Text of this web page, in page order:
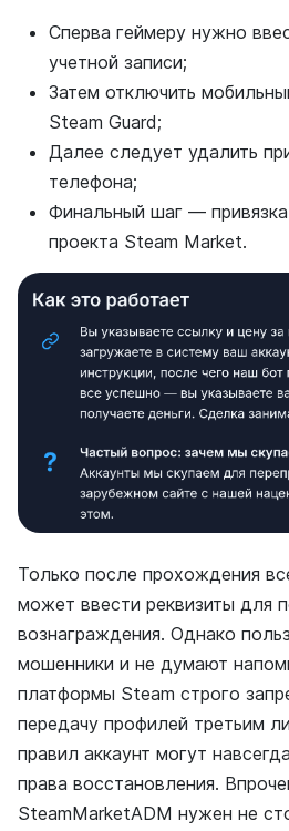
Сперва геймеру нужно
учетной записи;
Затем отключить
Steam Guard;
Далее следует удалить
телефона;
Финальный шаг —
проекта Steam Market.
Только после прохождения
может ввести реквизиты для
вознаграждения. Однако
мошенники и не думают
платформы Steam строго
передачу профилей третьим
правил аккаунт могут
права восстановления.
SteamMarketADM нужен не